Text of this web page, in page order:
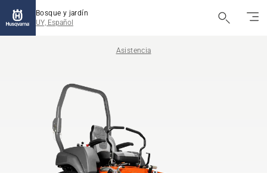
Bosque y jardín
UY, Español
Asistencia